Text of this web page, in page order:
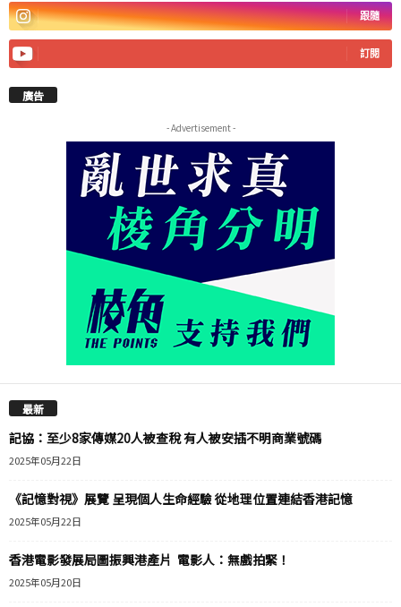
跟隨
訂閱
廣告
- Advertisement -
最新
記協：至少8家傳媒20人被查稅 有人被安插不明商業號碼
2025年05月22日
《記憶對視》展覽 呈現個人生命經驗 從地理位置連結香港記憶
2025年05月22日
香港電影發展局圖振興港產片 電影人：無戲拍緊！
2025年05月20日